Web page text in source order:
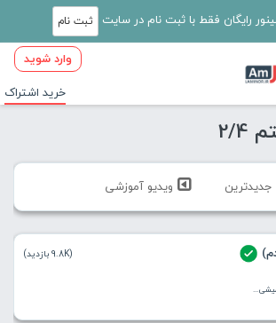
ثبت نام
وارد شوید
خرید اشتراک
4
جدیدترین ویدیو آموزشی
(9.8K بازدید)